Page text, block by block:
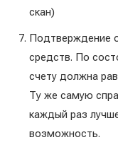
скан)
Подтверждение
средств. По
счету должна
Ту же самую
каждый раз
возможность.